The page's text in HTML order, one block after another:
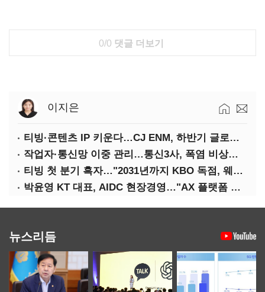
0/0 댓글 더보기
이지은
티빙·콘텐츠 IP 키운다…CJ ENM, 하반기 글로벌 확장 가속
작업자·통신망 이중 관리…통신3사, 폭염 비상대응 돌입
티빙 첫 분기 흑자…"2031년까지 KBO 독점, 웨이브 합병도 속도"
박윤영 KT 대표, AIDC 현장경영…"AX 플랫폼 핵심 인프라로 키운다"
뉴스리듬